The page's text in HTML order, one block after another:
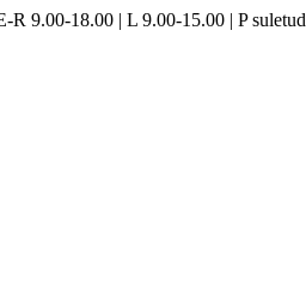
9.00-18.00 | L 9.00-15.00 | P suletud